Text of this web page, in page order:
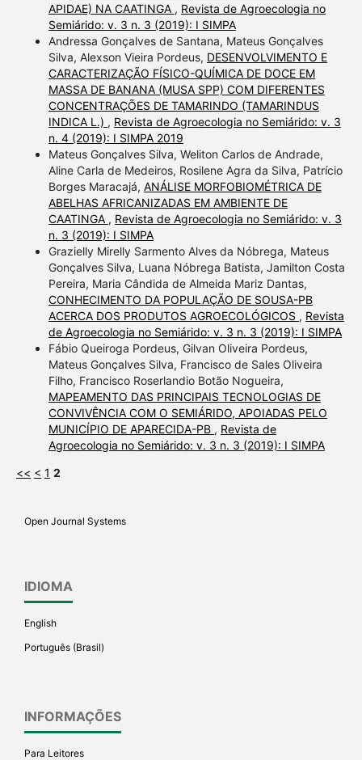
APIDAE) NA CAATINGA , Revista de Agroecologia no
Semiárido: v. 3 n. 3 (2019): I SIMPA
Andressa Gonçalves de Santana, Mateus Gonçalves
Silva, Alexson Vieira Pordeus, DESENVOLVIMENTO E
CARACTERIZAÇÃO FÍSICO-QUÍMICA DE DOCE EM
MASSA DE BANANA (MUSA SPP) COM DIFERENTES
CONCENTRAÇÕES DE TAMARINDO (TAMARINDUS
INDICA L.) , Revista de Agroecologia no Semiárido: v. 3
n. 4 (2019): I SIMPA 2019
Mateus Gonçalves Silva, Weliton Carlos de Andrade,
Aline Carla de Medeiros, Rosilene Agra da Silva, Patrício
Borges Maracajá, ANÁLISE MORFOBIOMÉTRICA DE
ABELHAS AFRICANIZADAS EM AMBIENTE DE
CAATINGA , Revista de Agroecologia no Semiárido: v. 3
n. 3 (2019): I SIMPA
Grazielly Mirelly Sarmento Alves da Nóbrega, Mateus
Gonçalves Silva, Luana Nóbrega Batista, Jamilton Costa
Pereira, Maria Cândida de Almeida Mariz Dantas,
CONHECIMENTO DA POPULAÇÃO DE SOUSA-PB
ACERCA DOS PRODUTOS AGROECOLÓGICOS , Revista
de Agroecologia no Semiárido: v. 3 n. 3 (2019): I SIMPA
Fábio Queiroga Pordeus, Gilvan Oliveira Pordeus,
Mateus Gonçalves Silva, Francisco de Sales Oliveira
Filho, Francisco Roserlandio Botão Nogueira,
MAPEAMENTO DAS PRINCIPAIS TECNOLOGIAS DE
CONVIVÊNCIA COM O SEMIÁRIDO, APOIADAS PELO
MUNICÍPIO DE APARECIDA-PB , Revista de
Agroecologia no Semiárido: v. 3 n. 3 (2019): I SIMPA
<< < 1 2
Open Journal Systems
IDIOMA
English
Português (Brasil)
INFORMAÇÕES
Para Leitores